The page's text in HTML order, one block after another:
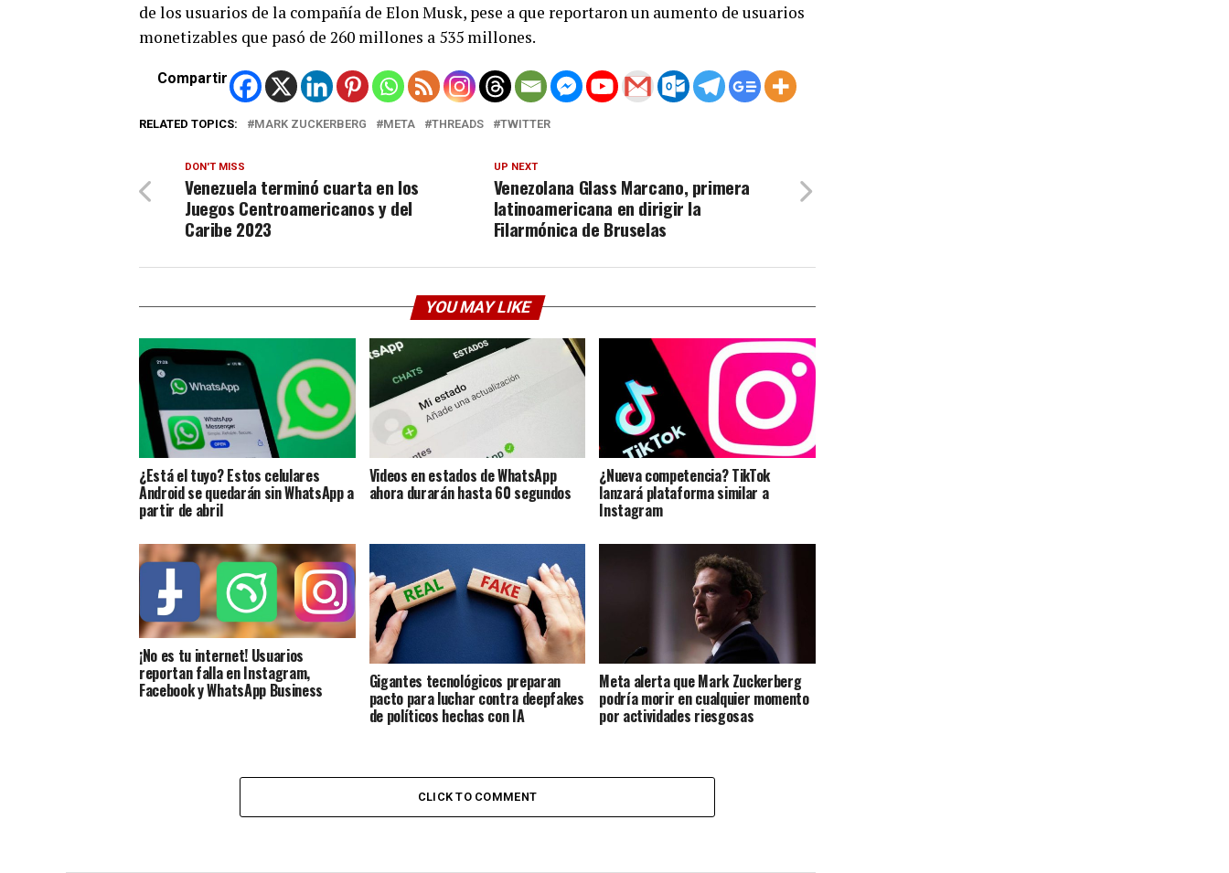
de los usuarios de la compañía de Elon Musk, pese a que reportaron un aumento de usuarios
monetizables que pasó de 260 millones a 535 millones.
Compartir
RELATED TOPICS: MARK ZUCKERBERG META THREADS TWITTER
UP NEXT
Venezolana Glass Marcano, primera
latinoamericana en dirigir la
Filarmónica de Bruselas
DON'T MISS
Venezuela terminó cuarta en los
Juegos Centroamericanos y del
Caribe 2023
YOU MAY LIKE
¿Está el tuyo? Estos celulares
Android se quedarán sin WhatsApp a
partir de abril
Videos en estados de WhatsApp
ahora durarán hasta 60 segundos
¿Nueva competencia? TikTok
lanzará plataforma similar a
Instagram
¡No es tu internet! Usuarios
reportan falla en Instagram,
Facebook y WhatsApp Business Gigantes tecnológicos preparan
pacto para luchar contra deepfakes
de políticos hechas con IA
Meta alerta que Mark Zuckerberg
podría morir en cualquier momento
por actividades riesgosas
CLICK TO COMMENT